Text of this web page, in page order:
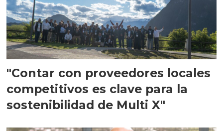
"Contar con proveedores locales
competitivos es clave para la
sostenibilidad de Multi X"